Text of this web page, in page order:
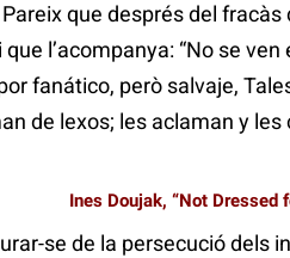
Pareix que després del
l’acompanya: “No se
fanático, però salvaje,
de lexos; les aclaman y
Ines Doujak, “Not Dressed
se de la persecució dels